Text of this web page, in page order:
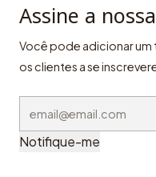
Assine a
Você pode adicionar
os clientes a se
Notifique-me